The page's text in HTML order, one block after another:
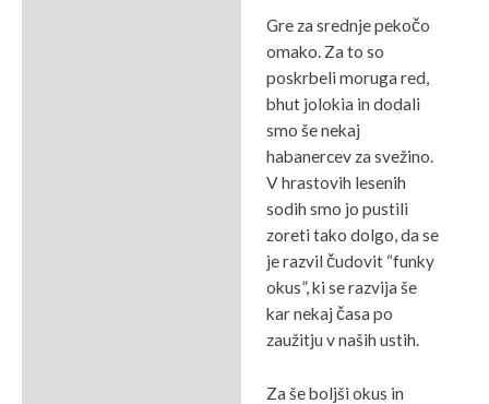
Gre za srednje pekočo
omako. Za to so
poskrbeli moruga red,
bhut jolokia in dodali
smo še nekaj
habanercev za svežino.
V hrastovih lesenih
sodih smo jo pustili
zoreti tako dolgo, da se
je razvil čudovit “funky
okus”, ki se razvija še
kar nekaj časa po
zaužitju v naših ustih.
Za še boljši okus in